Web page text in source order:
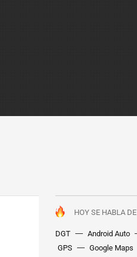
HOY SE HABLA DE
DGT Android Auto
GPS
Google Maps